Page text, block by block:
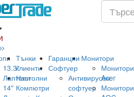
13.3"
Лаптопи
14"
Тънки
клиенти
Настолни
Компютри
Гаранции
Софтуер
Антивирусен
софтуер
Монитори
Монитори
Acer
Монитори